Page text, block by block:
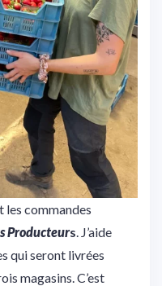
les commandes
Producteurs . J’aide
qui seront livrées
magasins. C’est